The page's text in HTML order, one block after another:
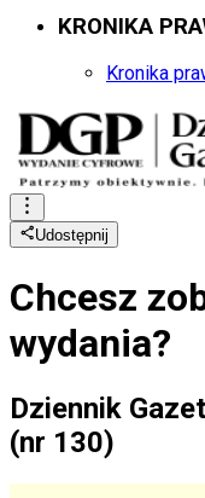
KRONIKA
Kronika
Udostępnij
Chcesz
wydania?
Dziennik
(nr 130)